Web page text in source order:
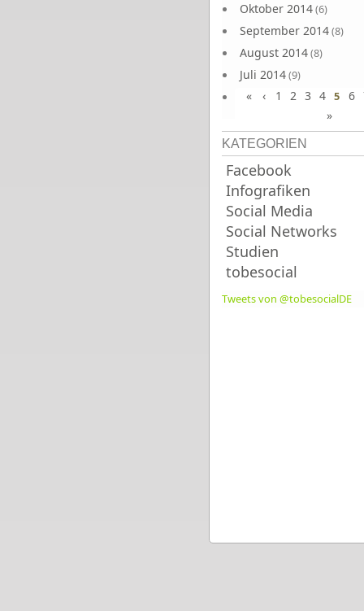
Oktober 2014(6)
September 2014(8)
August 2014(8)
Juli 2014(9)
Juni 2014(8)
« ‹ 1 2 3 4 5 6
»
KATEGORIEN
Facebook
Infografiken
Social Media
Social Networks
Studien
tobesocial
Tweets von @tobesocialDE